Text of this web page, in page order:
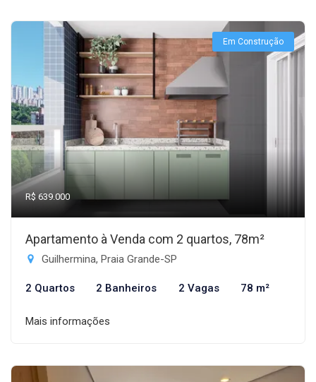
Em Construção
R$ 639.000
Apartamento à Venda com 2 quartos, 78m²
Guilhermina, Praia Grande-SP
2 Quartos 2 Banheiros 2 Vagas 78 m²
Mais informações